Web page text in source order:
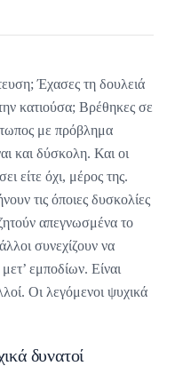
Έχασες τη δουλειά
κατιούσα; Βρέθηκες σε
με πρόβλημα
και δύσκολη. Και οι
είτε όχι, μέρος της.
τις όποιες δυσκολίες
απεγνωσμένα το
συνεχίζουν να
εμποδίων. Είναι
Οι λεγόμενοι ψυχικά
δυνατοί